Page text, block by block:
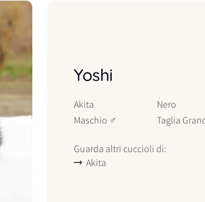
Yoshi
Akita
Maschio ♂
Nero
Taglia
Guarda altri cuccioli di:
Akita